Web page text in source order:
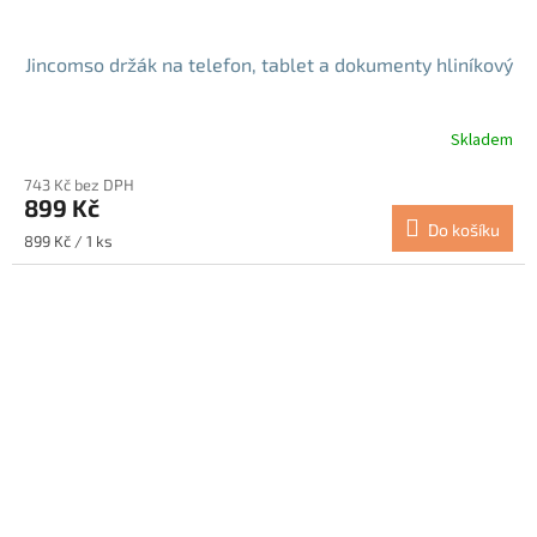
Jincomso držák na telefon, tablet a dokumenty hliníkový
produktu
je
5,0
Skladem
743 Kč bez DPH
899 Kč
Měrná
cena:
899 Kč / 1 ks
Do košíku